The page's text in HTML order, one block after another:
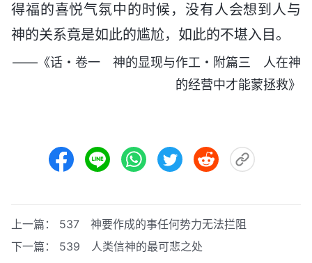
得福的喜悦气氛中的时候，没有人会想到人与
神的关系竟是如此的尴尬，如此的不堪入目。
——《话・卷一 神的显现与作工・附篇三 人在神
的经营中才能蒙拯救》
上一篇： 537 神要作成的事任何势力无法拦阻
下一篇： 539 人类信神的最可悲之处